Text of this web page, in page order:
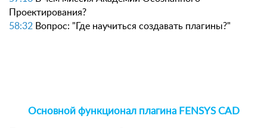
Проектирования?
58:32 Вопрос: "Где научиться создавать плагины?"
Основной функционал плагина FENSYS CAD